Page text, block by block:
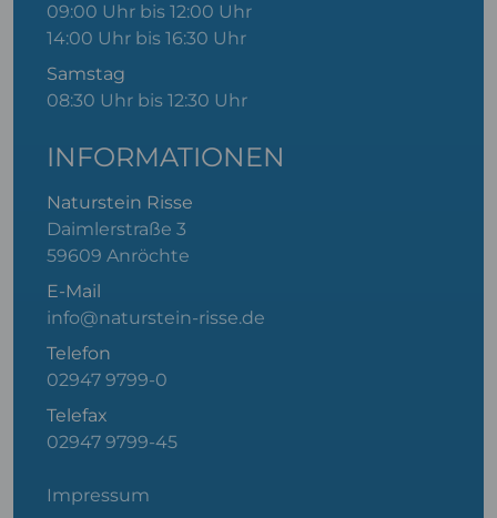
09:00 Uhr bis 12:00 Uhr
14:00 Uhr bis 16:30 Uhr
Samstag
08:30 Uhr bis 12:30 Uhr
INFORMATIONEN
Naturstein Risse
Daimlerstraße 3
59609 Anröchte
E-Mail
info@naturstein-risse.de
Telefon
02947 9799-0
Telefax
02947 9799-45
Impressum